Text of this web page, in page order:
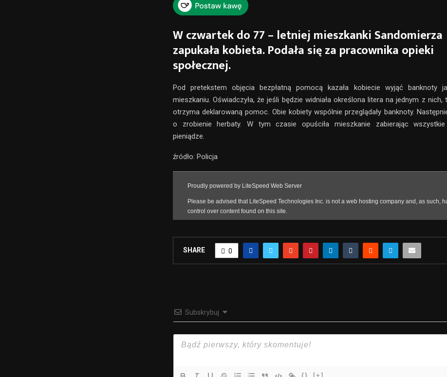
W czwartek do 77 – letniej mieszkanki Sandomierza
zapukała kobieta. Podała się za pracownika opieki
społecznej.
Pod pretekstem objęcia bezpłatną pomocą kazała kobiecie wyjąć banknoty
mieszkaniu. Oświadczyła, że jeśli będzie widniała określona litera na jednym z nich,
otrzyma deklarowaną pomoc. Obie kobiety wspólnie przeglądały banknoty.
o zrobienie herbaty. W tym czasie opuściła mieszkanie zabierając wszystkie
pieniądze.
źródło: Policja
SHARE 0
Subskrybuj
{} [+]